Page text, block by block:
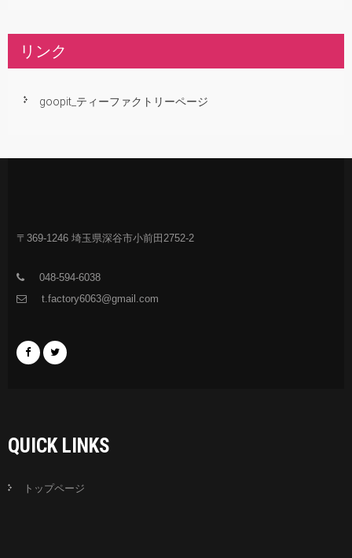
リンク
goopit_ティーファクトリーページ
〒369-1246 埼玉県深谷市小前田2752-2
048-594-6038
t.factory6063@gmail.com
QUICK LINKS
トップページ